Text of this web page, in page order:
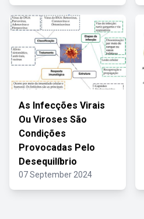
As Infecções Virais
Ou Viroses São
Condições
Provocadas Pelo
Desequilíbrio
07 September 2024